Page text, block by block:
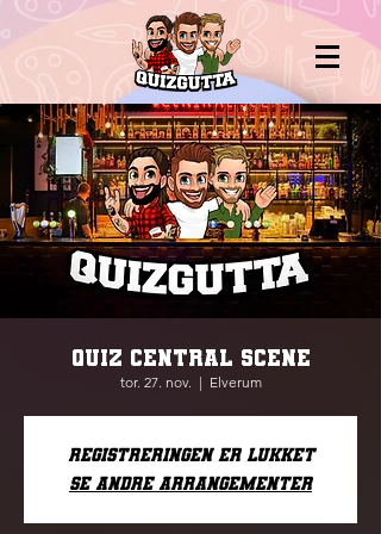
QUIZ CENTRAL SCENE
tor. 27. nov.
  |
Elverum
Registreringen er lukket
Se andre arrangementer